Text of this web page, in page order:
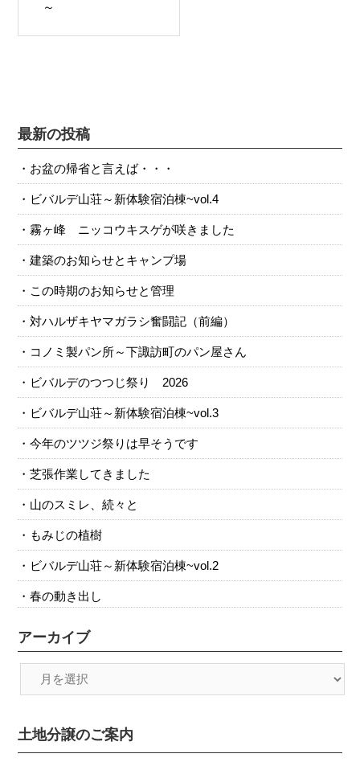
～
最新の投稿
お盆の帰省と言えば・・・
ビバルデ山荘～新体験宿泊棟~vol.4
霧ヶ峰 ニッコウキスゲが咲きました
建築のお知らせとキャンプ場
この時期のお知らせと管理
対ハルザキヤマガラシ奮闘記（前編）
コノミ製パン所～下諏訪町のパン屋さん
ビバルデのつつじ祭り 2026
ビバルデ山荘～新体験宿泊棟~vol.3
今年のツツジ祭りは早そうです
芝張作業してきました
山のスミレ、続々と
もみじの植樹
ビバルデ山荘～新体験宿泊棟~vol.2
春の動き出し
アーカイブ
土地分譲のご案内